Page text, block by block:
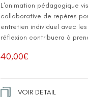
L'animation pédagogique
collaborative de repères
entretien individuel avec
réflexion contribuera à
40,00€
VOIR DETAIL